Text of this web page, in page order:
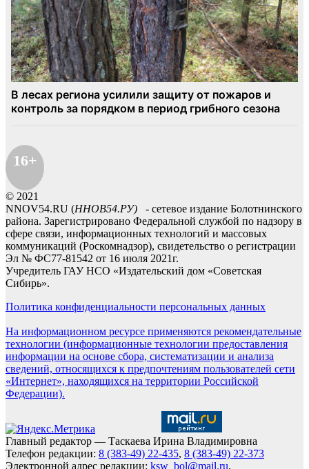
16+
© 2021
NNOV54.RU (ННОВ54.РУ) - сетевое издание Болотнинского
района. Зарегистрировано Федеральной службой по надзору в
сфере связи, информационных технологий и массовых
коммуникаций (Роскомнадзор), свидетельство о регистрации
Эл № ФС77-81542 от 16 июля 2021г.
Учредитель ГАУ НСО «Издательский дом «Советская
Сибирь».
Политика конфиденциальности персональных данных
На информационном ресурсе применяются рекомендательные
технологии (информационные технологии предоставления
информации на основе сбора, систематизации и анализа
сведений, относящихся к предпочтениям пользователей сети
«Интернет», находящихся на территории Российской
Федерации).
Главный редактор — Таскаева Ирина Владимировна
Телефон редакции: 8 (383-49) 22-435, 8 (383-49) 22-373
Электронной адрес редакции: ksw_bol@mail.ru,